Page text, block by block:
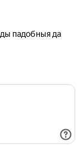
падобныя да